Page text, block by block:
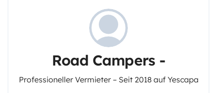
Road Campers -
Professioneller Vermieter – Seit 2018 auf Yescapa